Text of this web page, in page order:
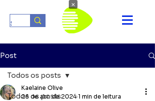
Post
Todos os posts
Todos os posts
Kaelaine Olive
26 de abr. de 2024 1 min de leitura
×